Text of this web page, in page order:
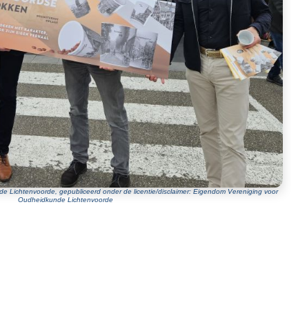
Lichtenvoorde, gepubliceerd onder de licentie/disclaimer: Eigendom Vereniging voor
Oudheidkunde Lichtenvoorde